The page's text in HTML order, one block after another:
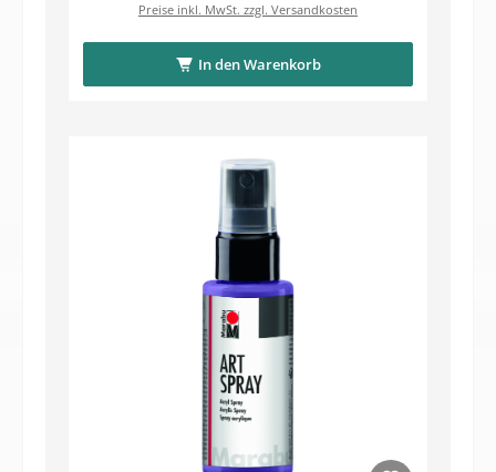
Preise inkl. MwSt. zzgl. Versandkosten
In den Warenkorb